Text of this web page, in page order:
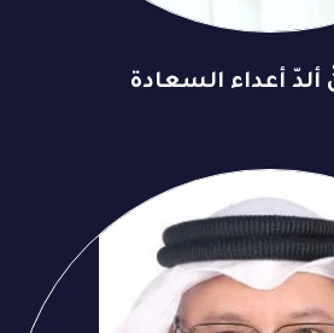
أعداء السعادة